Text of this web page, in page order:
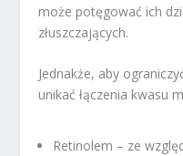
może potęgować ich
złuszczających.
Jednakże, aby
unikać łączenia kwasu
Retinolem – ze